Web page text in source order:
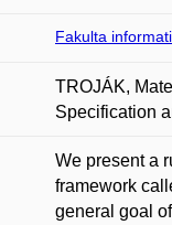
Fakulta
TROJÁK,
Specification
We present a
framework
general goal